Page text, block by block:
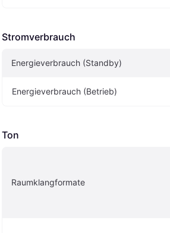
Stromverbrauch
Energieverbrauch (Standby)
Energieverbrauch (Betrieb)
Ton
Raumklangformate